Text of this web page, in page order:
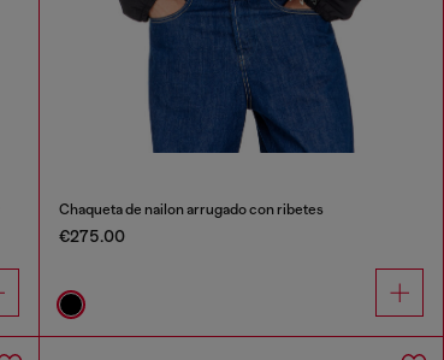
Chaqueta de nailon arrugado con ribetes
€275.00